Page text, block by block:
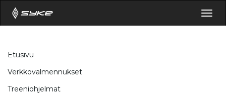
Etusivu
Verkkovalmennukset
Treeniohjelmat